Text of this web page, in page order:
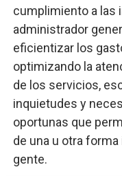
cumplimiento a las
administrador
eficientizar los
optimizando la
de los servicios,
inquietudes y
oportunas que
de una u otra
gente.